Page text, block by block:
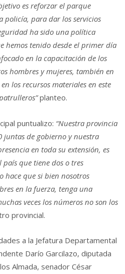
es reforzar el parque
policía, para dar los servicios
ha sido una política
hemos tenido desde el primer día
en la capacitación de los
hombres y mujeres, también en
los recursos materiales en este
planteo.
puntualizo: “Nuestra provincia
juntas de gobierno y nuestra
en toda su extensión, es
que tiene dos o tres
hace que si bien nosotros
en la fuerza, tenga una
veces los números no son los
provincial.
a la Jefatura Departamental
Darío Garcilazo, diputada
Almada, senador César